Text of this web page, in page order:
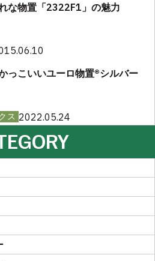
な物置「2322F1」の魅力
っこいいユーロ物置®︎シルバー
ス 2022.05.24